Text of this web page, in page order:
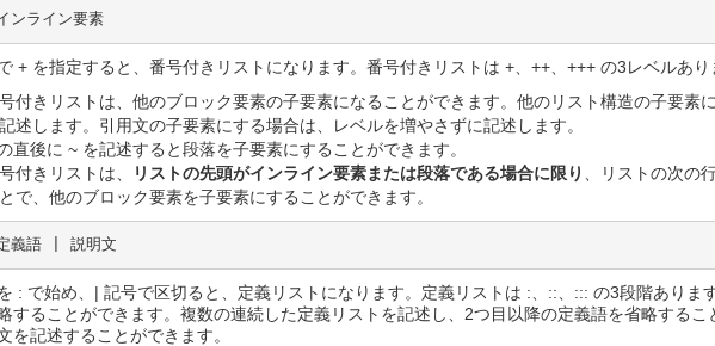
ンライン要素
+ を指定すると、番号付きリストになります。番号付きリストは +、++、+++ の3レベルあり
付きリストは、他のブロック要素の子要素になることができます。他のリスト構造の子要素
述します。引用文の子要素にする場合は、レベルを増やさずに記述します。
直後に ~ を記述すると段落を子要素にすることができます。
付きリストは、
リストの先頭がインライン要素または段落である場合に限り
、リストの次の
で、他のブロック要素を子要素にすることができます。
義語 | 説明文
: で始め、| 記号で区切ると、定義リストになります。定義リストは :、::、::: の3段階ありま
することができます。複数の連続した定義リストを記述し、2つ目以降の定義語を省略する
を記述することができます。